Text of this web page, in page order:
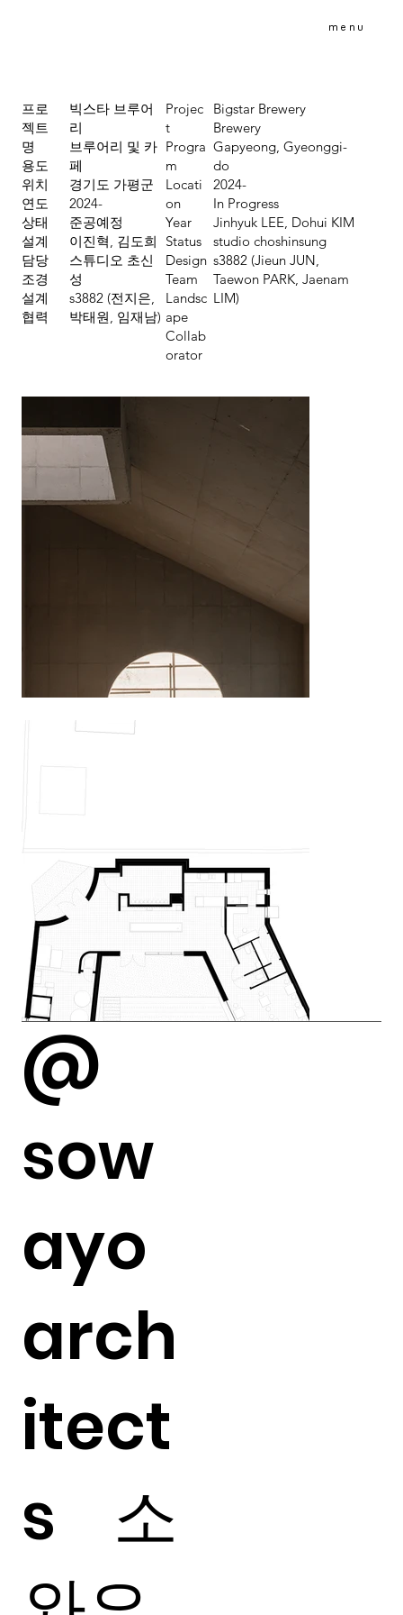
menu
Bigstar Brewery
Brewery
Gapyeong, Gyeonggi-
do
2024-
In Progress
Jinhyuk LEE, Dohui KIM
studio choshinsung
s3882 (Jieun JUN,
Taewon PARK, Jaenam
LIM)
Projec
t
Progra
m
Locati
on
Year
Status
Design
Team
Landsc
ape
Collab
orator
프로
젝트
명
용도​
위치
연도
상태
설계
담당
​조경
설계
협력
빅스타 브루어
리
브루어리 및 카
페
경기도 가평군
2024-
준공예정
이진혁, 김도희
​스튜디오 초신
성
s3882 (전지은,
박태원, 임재남)
@
sow
ayo
arch
itect
s 소